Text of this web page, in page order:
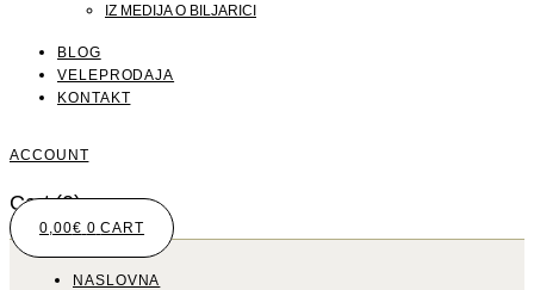
IZ MEDIJA O BILJARICI
BLOG
VELEPRODAJA
KONTAKT
ACCOUNT
Cart (0)
0,00€ 0 CART
NASLOVNA